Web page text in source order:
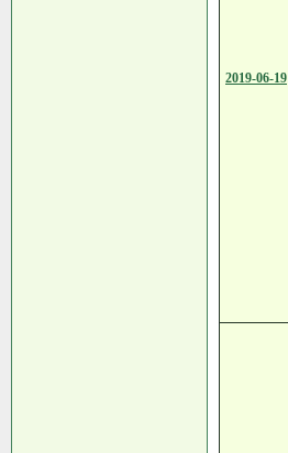
2019-06-19